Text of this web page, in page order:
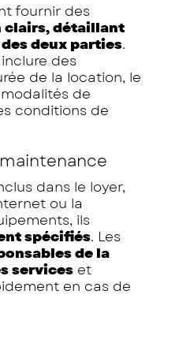
fournir des
clairs, détaillant
deux parties.
des
de la location, le
de
conditions de
dans le loyer,
ou la
ils
spécifiés. Les
de la
services et
en cas de